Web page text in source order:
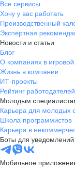
Все сервисы
Хочу у вас работать
Производственный
Экспертная
Новости и статьи
Блог
О компаниях в
Жизнь в компании
ИТ-проекты
Рейтинг
Молодым
Карьера для молодых
Школа программистов
Карьера в
Боты для уведомлений
Мобильное